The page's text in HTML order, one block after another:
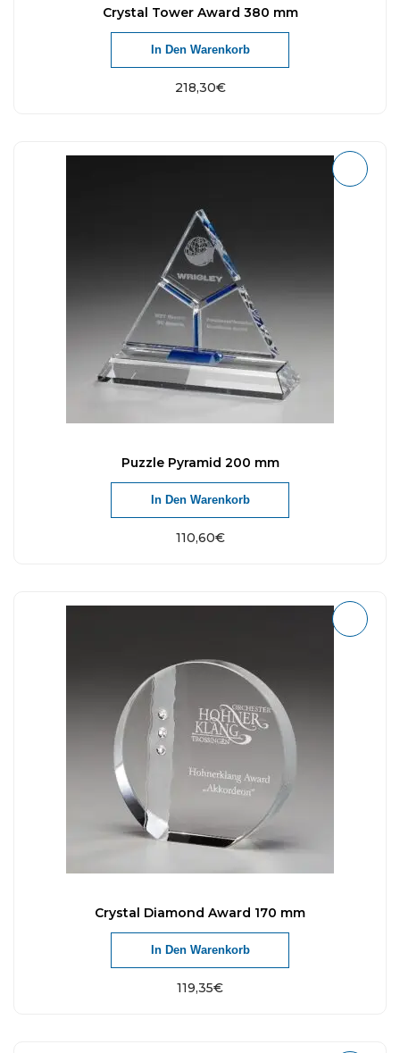
Crystal Tower Award 380 mm
218,30€
In Den Warenkorb
Puzzle Pyramid 200 mm
110,60€
In Den Warenkorb
Crystal Diamond Award 170 mm
119,35€
In Den Warenkorb